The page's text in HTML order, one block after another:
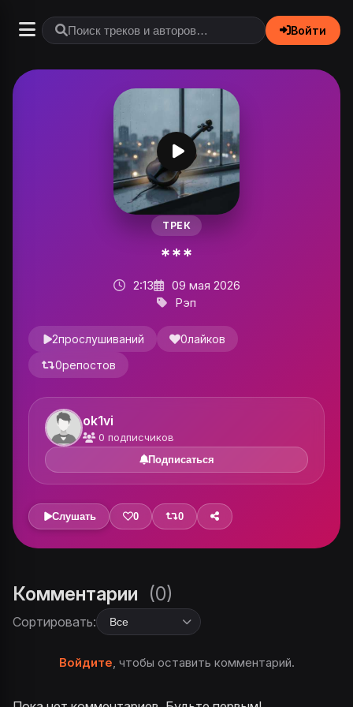
Войти
ТРЕК
***
2:13
09 мая 2026
Рэп
2прослушиваний 0лайков
0репостов
ok1vi
0 подписчиков
Подписаться
Слушать 0 0
Комментарии (0)
Сортировать:
Войдите, чтобы оставить комментарий.